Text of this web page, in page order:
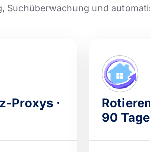
Suchüberwachung und
Proxys ·
90 Tage